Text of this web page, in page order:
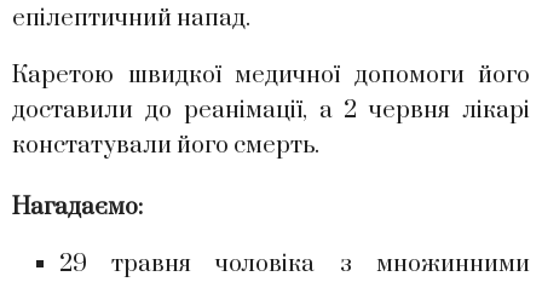
епілептичний напад.
Каретою швидкої медичної допомоги його
доставили до реанімації, а 2 червня лікарі
констатували його смерть.
Нагадаємо:
29 травня чоловіка з множинними